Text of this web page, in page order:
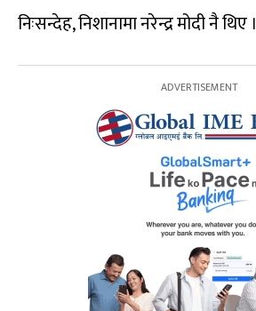
निःसन्देह, निशानामा नरेन्द्र मोदी नै थिए ।